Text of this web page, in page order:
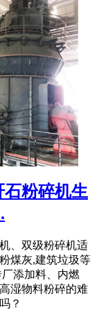
石粉碎机生
、双级粉碎机适
煤灰,建筑垃圾等
添加料、内燃
湿物料粉碎的难
？